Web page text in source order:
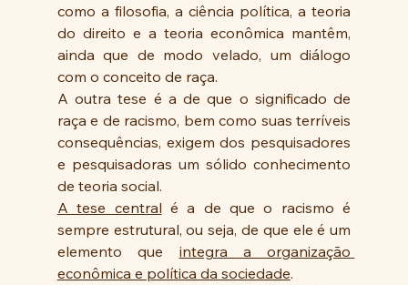
como a filosofia, a ciência política, a teoria
do direito e a teoria econômica mantêm,
ainda que de modo velado, um diálogo
com o conceito de raça.
A outra tese é a de que o significado de
raça e de racismo, bem como suas terríveis
consequências, exigem dos pesquisadores
e pesquisadoras um sólido conhecimento
de teoria social.
A tese central é a de que o racismo é
sempre estrutural, ou seja, de que ele é um
elemento que integra a organização
econômica e política da sociedade.